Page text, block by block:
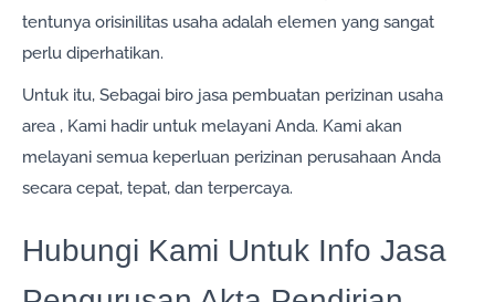
tentunya orisinilitas usaha adalah elemen yang sangat
perlu diperhatikan.
Untuk itu, Sebagai biro jasa pembuatan perizinan usaha
area , Kami hadir untuk melayani Anda. Kami akan
melayani semua keperluan perizinan perusahaan Anda
secara cepat, tepat, dan terpercaya.
Hubungi Kami Untuk Info Jasa